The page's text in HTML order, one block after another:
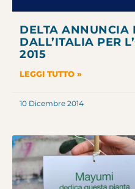
DELTA ANNUNCIA
DALL’ITALIA PER
2015
LEGGI TUTTO »
10 Dicembre 2014